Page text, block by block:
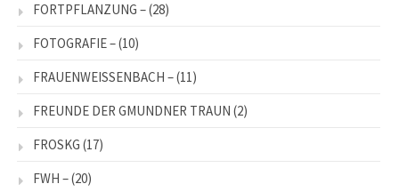
FORTPFLANZUNG –(28)
FOTOGRAFIE –(10)
FRAUENWEISSENBACH –(11)
FREUNDE DER GMUNDNER TRAUN (2)
FROSKG (17)
FWH –(20)